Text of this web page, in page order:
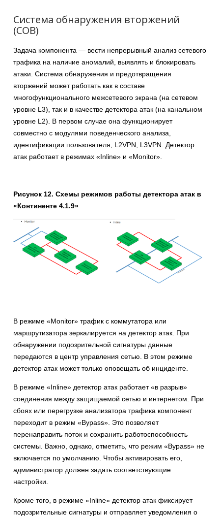
Система обнаружения вторжений
(СОВ)
Задача компонента — вести непрерывный анализ сетевого
трафика на наличие аномалий, выявлять и блокировать
атаки. Система обнаружения и предотвращения
вторжений может работать как в составе
многофункционального межсетевого экрана (на сетевом
уровне L3), так и в качестве детектора атак (на канальном
уровне L2). В первом случае она функционирует
совместно с модулями поведенческого анализа,
идентификации пользователя, L2VPN, L3VPN. Детектор
атак работает в режимах «Inline» и «Monitor».
Рисунок 12. Схемы режимов работы детектора атак в
«Континенте 4.1.9»
В режиме «Monitor» трафик с коммутатора или
маршрутизатора зеркалируется на детектор атак. При
обнаружении подозрительной сигнатуры данные
передаются в центр управления сетью. В этом режиме
детектор атак может только оповещать об инциденте.
В режиме «Inline» детектор атак работает «в разрыв»
соединения между защищаемой сетью и интернетом. При
сбоях или перегрузке анализатора трафика компонент
переходит в режим «Bypass». Это позволяет
перенаправить поток и сохранить работоспособность
системы. Важно, однако, отметить, что режим «Bypass» не
включается по умолчанию. Чтобы активировать его,
администратор должен задать соответствующие
настройки.
Кроме того, в режиме «Inline» детектор атак фиксирует
подозрительные сигнатуры и отправляет уведомления о